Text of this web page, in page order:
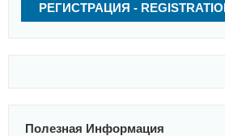
РЕГИСТРАЦИЯ -
Полезная Информация